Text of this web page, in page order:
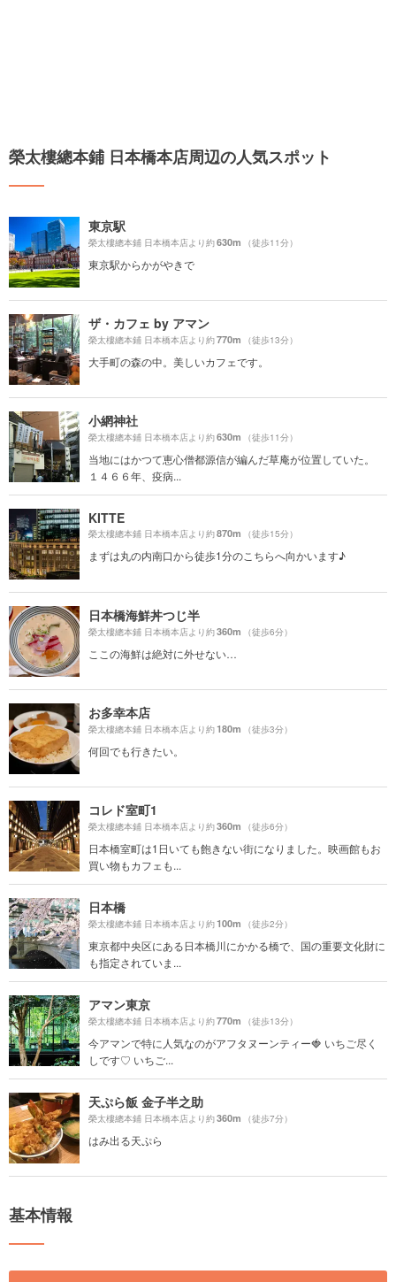
榮太樓總本鋪 日本橋本店周辺の人気スポット
東京駅
榮太樓總本鋪 日本橋本店より約630m （徒歩11分）
東京駅からかがやきで
ザ・カフェ by アマン
榮太樓總本鋪 日本橋本店より約770m （徒歩13分）
大手町の森の中。美しいカフェです。
小網神社
榮太樓總本鋪 日本橋本店より約630m （徒歩11分）
当地にはかつて恵心僧都源信が編んだ草庵が位置していた。
１４６６年、疫病...
KITTE
榮太樓總本鋪 日本橋本店より約870m （徒歩15分）
まずは丸の内南口から徒歩1分のこちらへ向かいます♪
日本橋海鮮丼つじ半
榮太樓總本鋪 日本橋本店より約360m （徒歩6分）
ここの海鮮は絶対に外せない…
お多幸本店
榮太樓總本鋪 日本橋本店より約180m （徒歩3分）
何回でも行きたい。
コレド室町1
榮太樓總本鋪 日本橋本店より約360m （徒歩6分）
日本橋室町は1日いても飽きない街になりました。映画館もお
買い物もカフェも...
日本橋
榮太樓總本鋪 日本橋本店より約100m （徒歩2分）
東京都中央区にある日本橋川にかかる橋で、国の重要文化財に
も指定されていま...
アマン東京
榮太樓總本鋪 日本橋本店より約770m （徒歩13分）
今アマンで特に人気なのがアフタヌーンティー🍓 いちご尽く
しです♡ いちご...
天ぷら飯 金子半之助
榮太樓總本鋪 日本橋本店より約360m （徒歩7分）
はみ出る天ぷら
基本情報